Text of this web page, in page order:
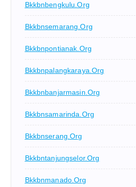
Bkkbnbengkulu.org
Bkkbnsemarang.org
Bkkbnpontianak.org
Bkkbnpalangkaraya.org
Bkkbnbanjarmasin.org
Bkkbnsamarinda.org
Bkkbnserang.org
Bkkbntanjungselor.org
Bkkbnmanado.org